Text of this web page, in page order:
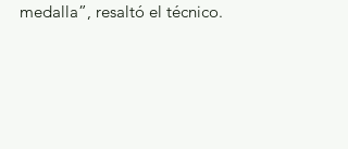
medalla”, resaltó el técnico.